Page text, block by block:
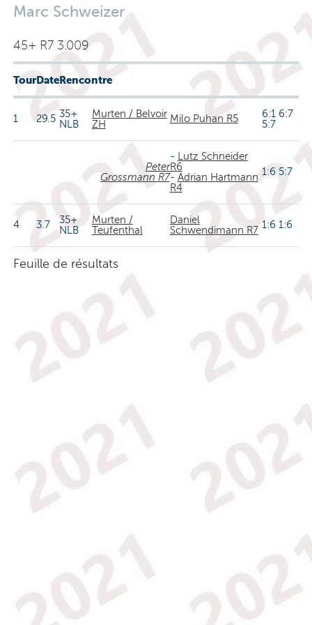
Marc Schweizer
45+ R7 3.009
TourDateRencontre
1 29.5 35+
NLB
Murten / Belvoir
ZH
Milo Puhan R5
6:1 6:7
5:7
Peter
Grossmann R7
-
Lutz Schneider
R6
- Adrian Hartmann
R4
1:6 5:7
4 3.7
35+
NLB
Murten /
Teufenthal
Daniel
Schwendimann R7 1:6 1:6
Feuille de résultats